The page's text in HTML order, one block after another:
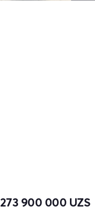
273 900 000 UZS